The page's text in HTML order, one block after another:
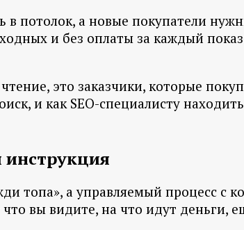
в потолок, а новые покупатели
и без оплаты за каждый
это заказчики, которые
и как SEO-специалисту
инструкция
топа», а управляемый процесс
вы видите, на что идут деньги,